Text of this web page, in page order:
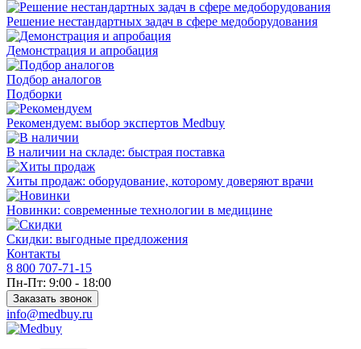
Решение нестандартных задач в сфере медоборудования
Демонстрация и апробация
Подбор аналогов
Подборки
Рекомендуем: выбор экспертов Medbuy
В наличии на складе: быстрая поставка
Хиты продаж: оборудование, которому доверяют врачи
Новинки: современные технологии в медицине
Скидки: выгодные предложения
Контакты
8 800 707-71-15
Пн-Пт: 9:00 - 18:00
Заказать звонок
info@medbuy.ru